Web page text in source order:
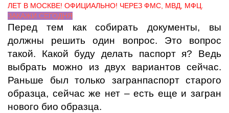
ЛЕТ В МОСКВЕ! ОФИЦИАЛЬНО! ЧЕРЕЗ ФМС, МВД, МФЦ.
ЗАКАЖИ СЕГОДНЯ
Перед тем как собирать документы, вы
должны решить один вопрос. Это вопрос
такой. Какой буду делать паспорт я? Ведь
выбрать можно из двух вариантов сейчас.
Раньше был только загранпаспорт старого
образца, сейчас же нет – есть еще и загран
нового био образца.